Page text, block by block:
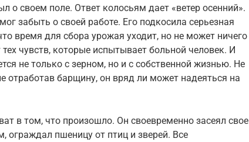
о своем поле. Ответ колосьям дает «ветер осенний».
забыть о своей работе. Его подкосила серьезная
время для сбора урожая уходит, но не может ничего
чувств, которые испытывает больной человек. И
не только с зерном, но и с собственной жизнью. Не
отработав барщину, он вряд ли может надеяться на
в том, что произошло. Он своевременно засеял свое
ограждал пшеницу от птиц и зверей. Все